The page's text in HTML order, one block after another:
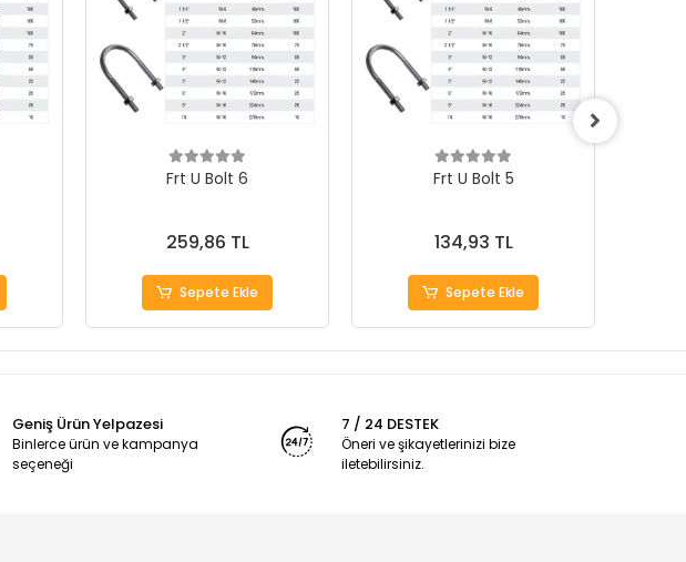
Frt U Bolt 6
259,86 TL
Sepete Ekle
Frt U Bolt 5
134,93 TL
Sepete Ekle
Geniş Ürün Yelpazesi
Binlerce ürün ve kampanya
seçeneği
7 / 24 DESTEK
Öneri ve şikayetlerinizi bize
iletebilirsiniz.